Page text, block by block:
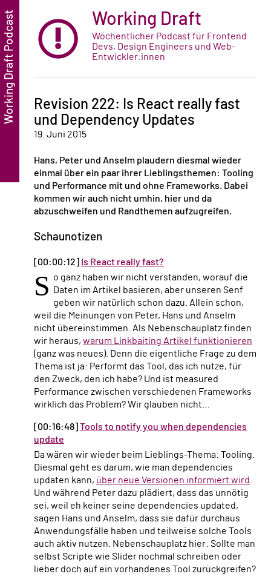
Working Draft
Wöchentlicher Podcast für Frontend
Devs, Design Engineers und Web-
Entwickler:innen
Revision 222: Is React really fast
und Dependency Updates
19. Juni 2015
Hans, Peter und Anselm plaudern diesmal wieder
einmal über ein paar ihrer Lieblingsthemen: Tooling
und Performance mit und ohne Frameworks. Dabei
kommen wir auch nicht umhin, hier und da
abzuschweifen und Randthemen aufzugreifen.
Schaunotizen
[00:00:12] Is React really fast?
S o ganz haben wir nicht verstanden, worauf die
Daten im Artikel basieren, aber unseren Senf
geben wir natürlich schon dazu. Allein schon,
weil die Meinungen von Peter, Hans und Anselm
nicht übereinstimmen. Als Nebenschauplatz finden
wir heraus, warum Linkbaiting Artikel funktionieren
(ganz was neues). Denn die eigentliche Frage zu dem
Thema ist ja: Performt das Tool, das ich nutze, für
den Zweck, den ich habe? Und ist measured
Performance zwischen verschiedenen Frameworks
wirklich das Problem? Wir glauben nicht…
[00:16:48] Tools to notify you when dependencies
update
Da wären wir wieder beim Lieblings-Thema: Tooling.
Diesmal geht es darum, wie man dependencies
updaten kann, über neue Versionen informiert wird
Und während Peter dazu plädiert, dass das unnötig
sei, weil eh keiner seine dependencies updated,
sagen Hans und Anselm, dass sie dafür durchaus
Anwendungsfälle haben und teilweise solche Tools
auch aktiv nutzen. Nebenschauplatz hier: Sollte man
selbst Scripte wie Slider nochmal schreiben oder
lieber doch auf ein vorhandenes Tool zurückgreifen?